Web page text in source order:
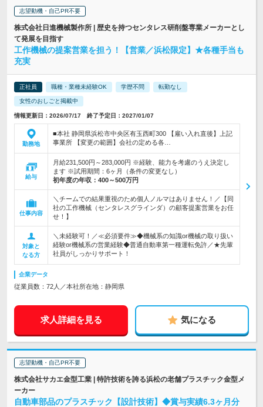
志望動機・自己PR不要
株式会社日進機械製作所 | 歴史を持つセンタレス研削盤専業メーカーとし
て発展を目指す
工作機械の提案営業を担う！【営業／浜松限定】★各種手当も
充実
正社員 職種・業種未経験OK 学歴不問 転勤なし
女性のおしごと掲載中
情報更新日：2026/07/17 終了予定日：2027/01/07
勤務地
■本社 静岡県浜松市中央区有玉西町300 【雇い入れ直後】上記
事業所 【変更の範囲】会社の定める各…
給与
月給231,500円～283,000円 ※経験、能力を考慮のうえ決定し
ます ※試用期間：6ヶ月（条件の変更なし）
初年度の年収： 400～500万円
仕事内容
＼チームでの結果重視のため個人ノルマはありません！／【同
社の工作機械（センタレスグラインダ）の顧客提案営業をお任
せ！】
対象と
なる方
＼未経験可！／≪必須要件≫◆機械系の知識or機械の取り扱い
経験or機械系の営業経験◆普通自動車第一種運転免許／★先輩
社員がしっかりサポート！
企業データ
従業員数：72人／本社所在地：静岡県
求人詳細を見る 気になる
志望動機・自己PR不要
株式会社サカエ金型工業 | 特許技術を誇る浜松の老舗プラスチック金型メ
ーカー
自動車部品のプラスチック【設計技術】◆賞与実績6.3ヶ月分